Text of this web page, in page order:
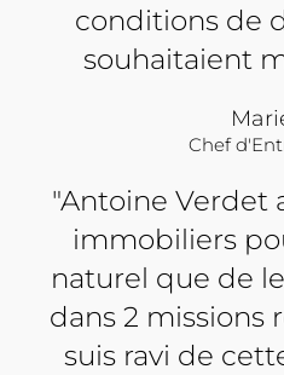
conditions de
souhaitaient
Chef
"Antoine Verdet
immobiliers
naturel que de
dans 2 missions
suis ravi de